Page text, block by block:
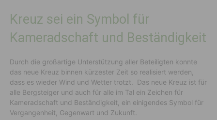
Kreuz sei ein Symbol für
Kameradschaft und Beständigkeit
Durch die großartige Unterstützung aller Beteiligten konnte
das neue Kreuz binnen kürzester Zeit so realisiert werden,
dass es wieder Wind und Wetter trotzt. Das neue Kreuz ist für
alle Bergsteiger und auch für alle im Tal ein Zeichen für
Kameradschaft und Beständigkeit, ein einigendes Symbol für
Vergangenheit, Gegenwart und Zukunft.